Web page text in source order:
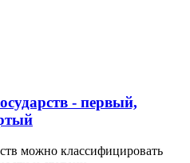
- первый,
можно классифицировать